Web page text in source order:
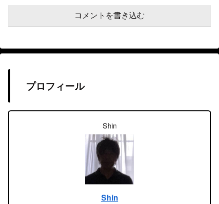
コメントを書き込む
プロフィール
Shin
Shin